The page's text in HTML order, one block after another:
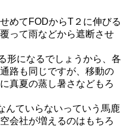
めてFODからT２に伸びる
って雨などから遮断させ
形になるでしょうから、各
路も同じですが、移動の
真夏の蒸し暑さなどもろ
んていらないっていう馬鹿
会社が増えるのはもちろ